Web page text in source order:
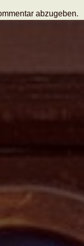
abzugeben.